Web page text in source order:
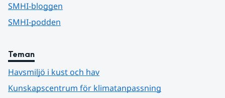
SMHI-bloggen
SMHI-podden
Teman
Havsmiljö i kust och hav
Kunskapscentrum för klimatanpassning